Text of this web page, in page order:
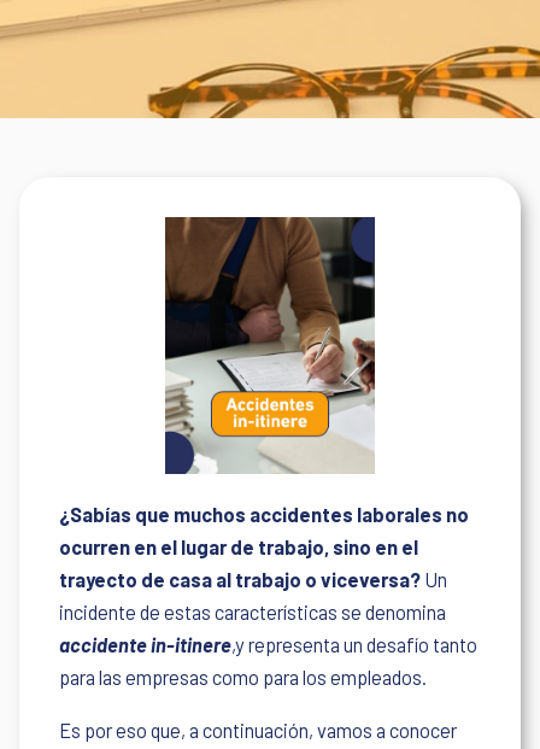
¿Sabías que muchos accidentes laborales no
ocurren en el lugar de trabajo, sino en el
trayecto de casa al trabajo o viceversa? Un
incidente de estas características se denomina
accidente in-itinere,y representa un desafío tanto
para las empresas como para los empleados.
Es por eso que, a continuación, vamos a conocer